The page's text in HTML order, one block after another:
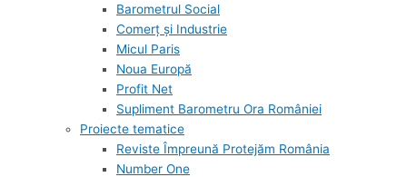
Barometrul Social
Comerț și Industrie
Micul Paris
Noua Europă
Profit Net
Supliment Barometru Ora României
Proiecte tematice
Reviste Împreună Protejăm România
Number One